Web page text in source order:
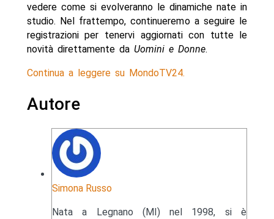
vedere come si evolveranno le dinamiche nate in
studio. Nel frattempo, continueremo a seguire le
registrazioni per tenervi aggiornati con tutte le
novità direttamente da Uomini e Donne.
Continua a leggere su MondoTV24.
Autore
Simona Russo
Nata a Legnano (MI) nel 1998, si è